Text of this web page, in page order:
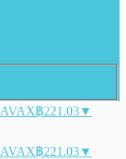
AVAX฿221.03▼
AVAX฿221.03▼